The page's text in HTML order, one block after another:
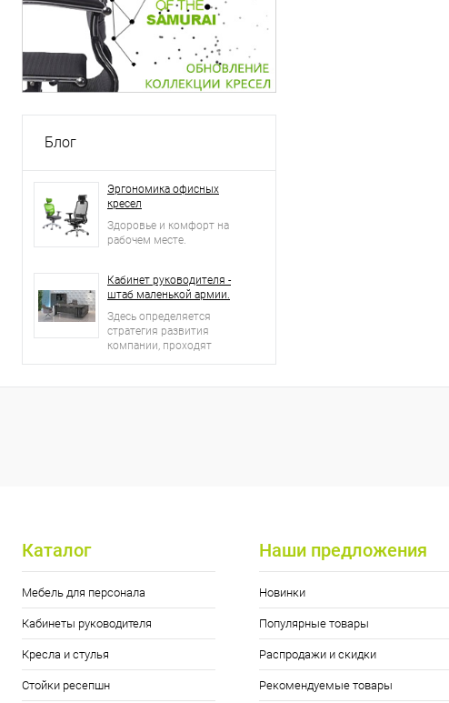
Блог
Эргономика офисных
кресел
Здоровье и комфорт на
рабочем месте.
Кабинет руководителя -
штаб маленькой армии.
Здесь определяется
стратегия развития
компании, проходят
Каталог
Мебель для персонала
Кабинеты руководителя
Кресла и стулья
Стойки ресепшн
Наши предложения
Новинки
Популярные товары
Распродажи и скидки
Рекомендуемые товары